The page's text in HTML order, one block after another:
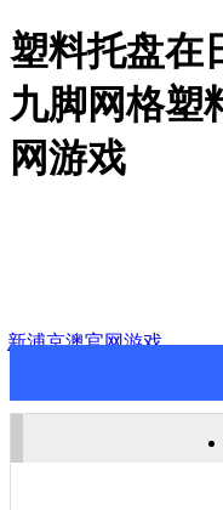
塑料托盘在
九脚网格塑
网游戏
新浦京澳官网游戏